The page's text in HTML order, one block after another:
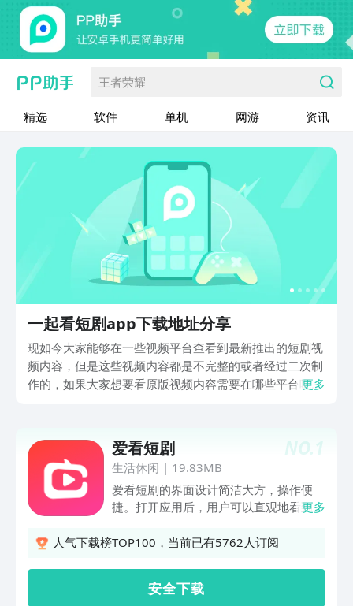
王者荣耀
精选 软件 单机 网游 资讯
一起看短剧app下载地址分享
现如今大家能够在一些视频平台查看到最新推出的短剧视
频内容，但是这些视频内容都是不完整的或者经过二次制
作的，如果大家想要看原版视频内容需要在哪些平台呢？
效的实现完整版视频内容的查找和在线观看，所以感兴趣
的用户抓紧来看一看吧。
更多
NO.1
爱看短剧
生活休闲 | 19.83MB
爱看短剧的界面设计简洁大方，操作便
捷。打开应用后，用户可以直观地看到各
的短剧资源库，涵盖了各种类型的短剧，
都经过精心挑选，确保用户能够享受到最
更多
人气下载榜TOP100，当前已有5762人订阅
安 全 下 载